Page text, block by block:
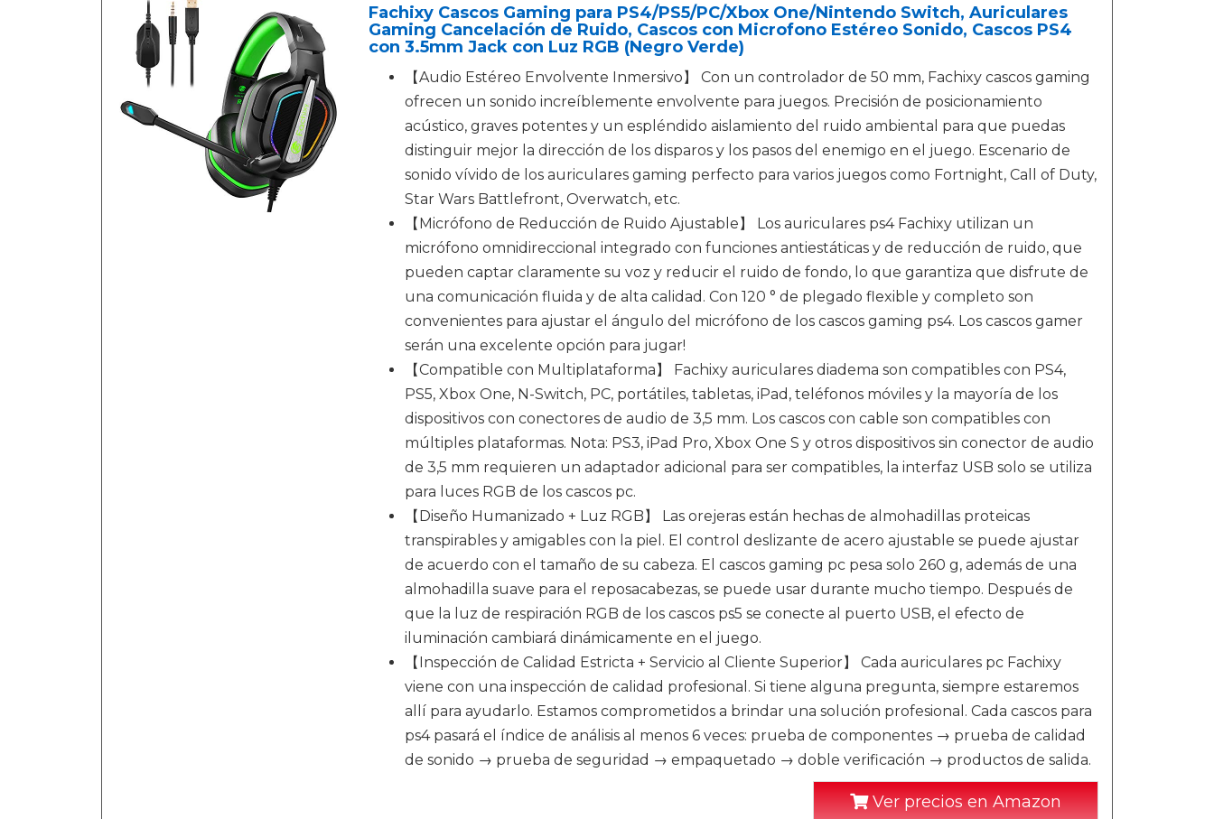
Fachixy Cascos Gaming para PS4/PS5/PC/Xbox One/Nintendo Switch, Auriculares
Gaming Cancelación de Ruido, Cascos con Microfono Estéreo Sonido, Cascos PS4
con 3.5mm Jack con Luz RGB (Negro Verde)
【Audio Estéreo Envolvente Inmersivo】 Con un controlador de 50 mm, Fachixy cascos gaming
ofrecen un sonido increíblemente envolvente para juegos. Precisión de posicionamiento
acústico, graves potentes y un espléndido aislamiento del ruido ambiental para que puedas
distinguir mejor la dirección de los disparos y los pasos del enemigo en el juego. Escenario de
sonido vívido de los auriculares gaming perfecto para varios juegos como Fortnight, Call of Duty,
Star Wars Battlefront, Overwatch, etc.
【Micrófono de Reducción de Ruido Ajustable】 Los auriculares ps4 Fachixy utilizan un
micrófono omnidireccional integrado con funciones antiestáticas y de reducción de ruido, que
pueden captar claramente su voz y reducir el ruido de fondo, lo que garantiza que disfrute de
una comunicación fluida y de alta calidad. Con 120 ° de plegado flexible y completo son
convenientes para ajustar el ángulo del micrófono de los cascos gaming ps4. Los cascos gamer
serán una excelente opción para jugar!
【Compatible con Multiplataforma】 Fachixy auriculares diadema son compatibles con PS4,
PS5, Xbox One, N-Switch, PC, portátiles, tabletas, iPad, teléfonos móviles y la mayoría de los
dispositivos con conectores de audio de 3,5 mm. Los cascos con cable son compatibles con
múltiples plataformas. Nota: PS3, iPad Pro, Xbox One S y otros dispositivos sin conector de audio
de 3,5 mm requieren un adaptador adicional para ser compatibles, la interfaz USB solo se utiliza
para luces RGB de los cascos pc.
【Diseño Humanizado + Luz RGB】 Las orejeras están hechas de almohadillas proteicas
transpirables y amigables con la piel. El control deslizante de acero ajustable se puede ajustar
de acuerdo con el tamaño de su cabeza. El cascos gaming pc pesa solo 260 g, además de una
almohadilla suave para el reposacabezas, se puede usar durante mucho tiempo. Después de
que la luz de respiración RGB de los cascos ps5 se conecte al puerto USB, el efecto de
iluminación cambiará dinámicamente en el juego.
【Inspección de Calidad Estricta + Servicio al Cliente Superior】 Cada auriculares pc Fachixy
viene con una inspección de calidad profesional. Si tiene alguna pregunta, siempre estaremos
allí para ayudarlo. Estamos comprometidos a brindar una solución profesional. Cada cascos para
ps4 pasará el índice de análisis al menos 6 veces: prueba de componentes → prueba de calidad
de sonido → prueba de seguridad → empaquetado → doble verificación → productos de salida.
Ver precios en Amazon